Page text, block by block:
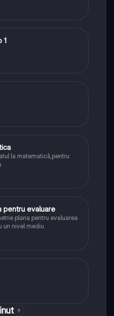
1
la matematică,pentru
pentru evaluare
plana pentru evaluarea
un nivel mediu
9